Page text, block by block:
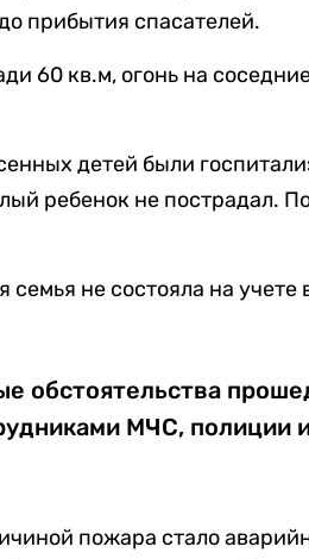
прибытия спасателей.
60 кв.м, огонь на
детей были
ребенок не пострадал.
семья не состояла на учете
обстоятельства
МЧС, полиции
пожара стало